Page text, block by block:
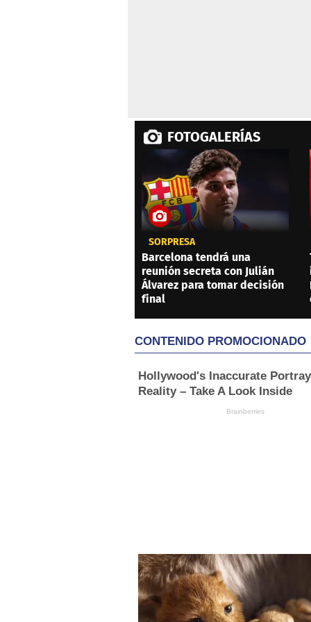
FOTOGALERÍAS
SORPRESA
Barcelona tendrá una
reunión secreta con Julián
Álvarez para tomar decisión
final